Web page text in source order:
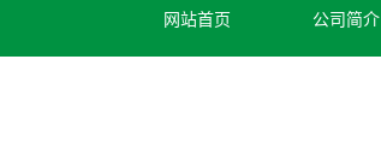
网站首页 公司简介